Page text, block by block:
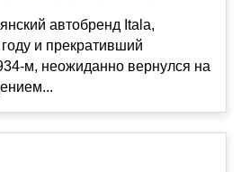
автобренд Itala,
и прекративший
м, неожиданно вернулся на